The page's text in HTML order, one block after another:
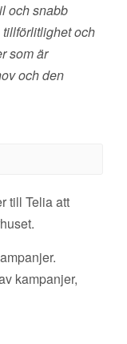
och snabb
och
som är
och den
till Telia att
kampanjer,